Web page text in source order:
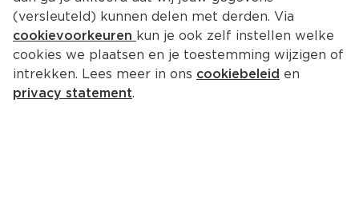
(versleuteld) kunnen delen met derden. Via
cookievoorkeuren kun je ook zelf instellen welke
cookies we plaatsen en je toestemming wijzigen of
intrekken. Lees meer in ons cookiebeleid en
privacy statement.